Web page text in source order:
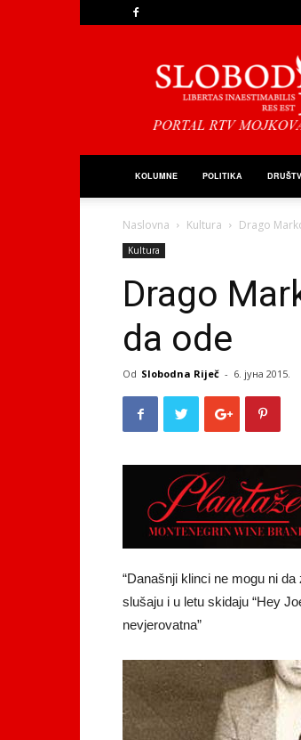
Riječ
KOLUMNE POLITIKA
Naslovna Kultura Drago
Kultura
Drago
da ode
Od Slobodna Riječ - 6. јуна 2015.
“Današnji klinci ne mogu ni
slušaju i u letu skidaju “Hey
nevjerovatna”